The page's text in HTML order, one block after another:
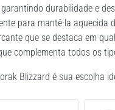
durabilidade e
para mantê-la aquecida
que se destaca em
complementa todos os
Blizzard é sua escolha